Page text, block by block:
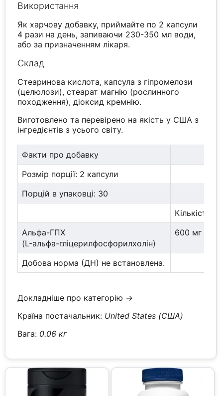
Використання
Як харчову добавку, приймайте по 2 капсули
4 рази на день, запиваючи 230-350 мл води,
або за призначенням лікаря.
Склад
Стеаринова кислота, капсула з гіпромелози
(целюлози), стеарат магнію (рослинного
походження), діоксид кремнію.
Виготовлено та перевірено на якість у США з
інгредієнтів з усього світу.
Факти про добавку
Розмір порції: 2 капсули
Порцій в упаковці: 30
Кількість
Альфа-ГПХ
(L-альфа-гліцерилфосфорилхолін)
600 мг
Добова норма (ДН) не встановлена.
Докладніше про категорію →
Країна постачальник: United States (США)
Вага: 0.06 кг